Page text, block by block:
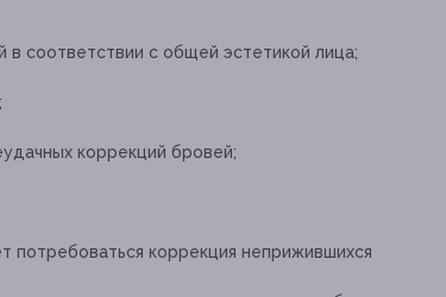
соответствии с общей эстетикой лица;
коррекций бровей;
коррекция неприжившихся